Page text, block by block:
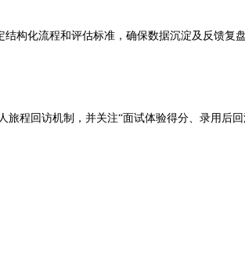
构化流程和评估标准，确保数据沉淀及反馈复
程回访机制，并关注“面试体验得分、录用后